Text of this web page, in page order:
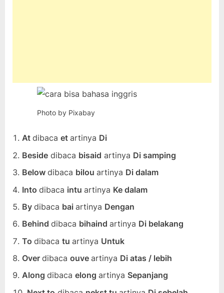
Photo by Pixabay
At dibaca et artinya Di
Beside dibaca bisaid artinya Di samping
Below dibaca bilou artinya Di dalam
Into dibaca intu artinya Ke dalam
By dibaca bai artinya Dengan
Behind dibaca bihaind artinya Di belakang
To dibaca tu artinya Untuk
Over dibaca ouve artinya Di atas / lebih
Along dibaca elong artinya Sepanjang